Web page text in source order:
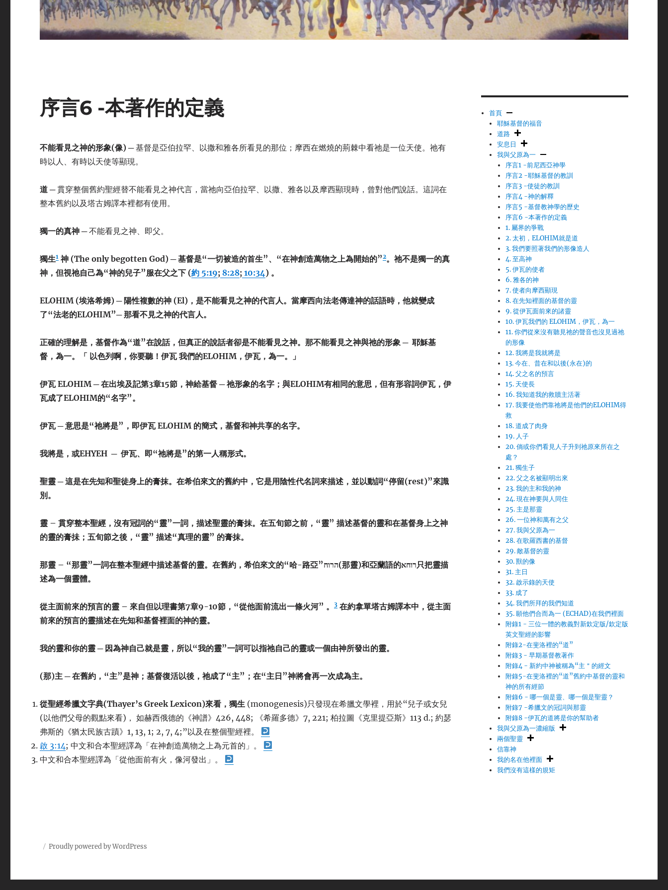
序言6 -本著作的定義
不能看見之神的形象(像)─ 基督是亞伯拉罕、以撒和雅各所看見的那位；摩西在燃燒的荊棘中看祂是一位天使。祂有
時以人、有時以天使等顯現。
道─ 貫穿整個舊約聖經替不能看見之神代言，當祂向亞伯拉罕、以撒、雅各以及摩西顯現時，曾對他們說話。這詞在
整本舊約以及塔古姆譯本裡都有使用。
獨一的真神─ 不能看見之神、即父。
獨生1 神 (The only begotten God)─ 基督是“一切被造的首生”、“在神創造萬物之上為開始的”2。祂不是獨一的真
神，但視祂自己為“神的兒子”服在父之下 (約 5:19; 8:28; 10:34) 。
ELOHIM (埃洛希姆) ─ 陽性複數的神 (El)，是不能看見之神的代言人。當摩西向法老傳達神的話語時，他就變成
了“法老的ELOHIM”─ 那看不見之神的代言人。
正確的理解是，基督作為“道”在說話，但真正的說話者卻是不能看見之神。那不能看見之神與祂的形象 ─ 耶穌基
督，為一。「 以色列啊，你要聽！伊瓦 我們的ELOHIM，伊瓦，為一。」
伊瓦ELOHIM─ 在出埃及記第3章15節，神給基督 ─ 祂形象的名字；與ELOHIM有相同的意思，但有形容詞伊瓦，伊
瓦成了ELOHIM的“名字”。
伊瓦─ 意思是“祂將是”，即伊瓦 ELOHIM 的簡式，基督和神共享的名字。
我將是，或EHYEH ─ 伊瓦、即“祂將是”的第一人稱形式。
聖靈─ 這是在先知和聖徒身上的膏抹。在希伯來文的舊約中，它是用陰性代名詞來描述，並以動詞“停留(rest)”來識
別。
靈 – 貫穿整本聖經，沒有冠詞的“靈”一詞，描述聖靈的膏抹。在五旬節之前，“靈” 描述基督的靈和在基督身上之神
的靈的膏抺；五旬節之後，“靈” 描述“真理的靈” 的膏抹。
那靈 – “那靈”一詞在整本聖經中描述基督的靈。在舊約，希伯來文的“哈-路亞”הרוח(那靈)和亞蘭語的רוחא只把靈描
述為一個靈體。
從主面前來的預言的靈 – 來自但以理書第7章9-10節，“從他面前流出一條火河” 。3 在約拿單塔古姆譯本中，從主面
前來的預言的靈描述在先知和基督裡面的神的靈。
我的靈和你的靈─ 因為神自己就是靈，所以“我的靈”一詞可以指祂自己的靈或一個由神所發出的靈。
(那)主─ 在舊約，“主”是神；基督復活以後，祂成了“主”；在“主日”神將會再一次成為主。
從聖經希臘文字典(Thayer’s Greek Lexicon)來看，獨生 (monogenesis)只發現在希臘文學裡，用於“兒子或女兒
(以他們父母的觀點來看)， 如赫西俄德的《神譜》426, 448; 《希羅多德》7, 221; 柏拉圖《克里提亞斯》113 d.; 約瑟
弗斯的《猶太民族古蹟》1, 13, 1; 2, 7, 4;”以及在整個聖經裡。
啟 3:14; 中文和合本聖經譯為「在神創造萬物之上為元首的」。
中文和合本聖經譯為「從他面前有火，像河發出」。
首頁
耶穌基督的福音
道路
安息日
我與父原為一
序言1 -前尼西亞神學
序言2 -耶穌基督的教訓
序言3 -使徒的教訓
序言4 -神的解釋
序言5 -基督教神學的歷史
序言6 -本著作的定義
1. 屬界的爭戰
2. 太初，ELOHIM就是道
3. 我們要照著我們的形像造人
4. 至高神
5. 伊瓦的使者
6. 雅各的神
7. 使者向摩西顯現
8. 在先知裡面的基督的靈
9. 從伊瓦面前來的諸靈
10. 伊瓦我們的 ELOHIM，伊瓦，為一
11. 你們從來沒有聽見祂的聲音也沒見過祂
的形像
12. 我將是我就將是
13. 今在、昔在和以後(永在)的
14. 父之名的預言
15. 天使長
16. 我知道我的救贖主活著
17. 我要使他們靠祂將是他們的ELOHIM得
救
18. 道成了肉身
19. 人子
20. 倘或你們看見人子升到祂原來所在之
處？
21. 獨生子
22. 父之名被顯明出來
23. 我的主和我的神
24. 現在神要與人同住
25. 主是那靈
26. 一位神和萬有之父
27. 我與父原為一
28. 在歌羅西書的基督
29. 敵基督的靈
30. 獸的像
31. 主日
32. 啟示錄的天使
33. 成了
34. 我們所拜的我們知道
35. 願他們合而為一 (ECHAD)在我們裡面
附錄1 - 三位一體的教義對新欽定版/欽定版
英文聖經的影響
附錄2-在斐洛裡的“道”
附錄3 - 早期基督教著作
附錄4 - 新約中神被稱為“主＂的經文
附錄5-在斐洛裡的“道”舊約中基督的靈和
神的所有經節
附錄6 - 哪一個是靈、哪一個是聖靈？
附錄7 -希臘文的冠詞與那靈
附錄8 -伊瓦的道將是你的幫助者
我與父原為一濃縮版
兩個聖靈
信靠神
我的名在他裡面
我們沒有這樣的規矩
Proudly powered by WordPress